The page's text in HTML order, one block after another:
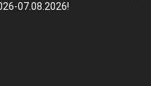
07.08.2026!